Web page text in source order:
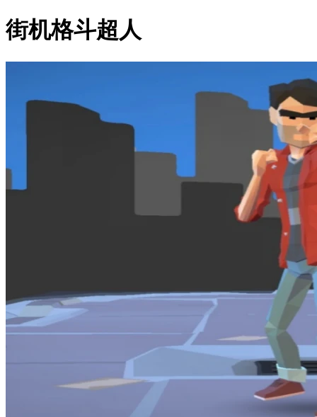
街机格斗超人